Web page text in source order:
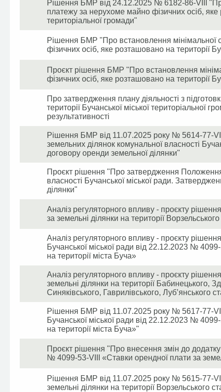
Рішення БМР від 24.12.2025 № 6182-86-VIII
платежу за нерухоме майно фізичних осіб, яке
територіальної громади"
Рішення БМР "Про встановлення
фізичних осіб, яке розташовано на території
Проєкт рішення БМР "Про встановлення
фізичних осіб, яке розташовано на території
Про затвердження плану діяльності з
території Бучанської міської територіальної
результативності
Рішення БМР від 11.07.2025 року № 5614-77-
земельних ділянок комунальної власності
договору оренди земельної ділянки"
Проєкт рішення "Про затвердження
власності Бучанської міської ради.
ділянки"
Аналіз регуляторного впливу - проєкту
за земельні ділянки на території
Аналіз регуляторного впливу - проєкту
Бучанської міської ради від 22.12.2023 №
на території міста Буча»
Аналіз регуляторного впливу - проєкту
земельні ділянки на території Бабинецького,
Синяківського, Гаврилівського, Луб’янського
Рішення БМР від 11.07.2025 року № 5617-77-
Бучанської міської ради від 22.12.2023 №
на території міста Буча»"
Проєкт рішення "Про внесення змін до
№ 4099-53-VIII «Ставки орендної плати за
Рішення БМР від 11.07.2025 року № 5615-77-
земельні ділянки на території Ворзельського